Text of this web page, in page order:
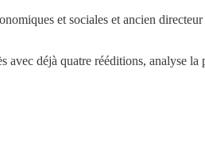
et sociales et ancien
déjà quatre rééditions, analyse la